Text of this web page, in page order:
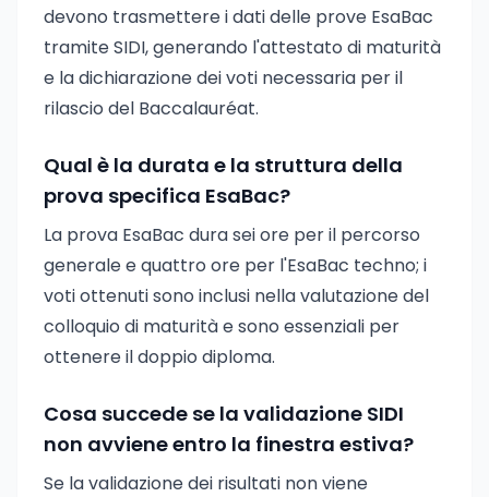
devono trasmettere i dati delle prove EsaBac
tramite SIDI, generando l'attestato di maturità
e la dichiarazione dei voti necessaria per il
rilascio del Baccalauréat.
Qual è la durata e la struttura della
prova specifica EsaBac?
La prova EsaBac dura sei ore per il percorso
generale e quattro ore per l'EsaBac techno; i
voti ottenuti sono inclusi nella valutazione del
colloquio di maturità e sono essenziali per
ottenere il doppio diploma.
Cosa succede se la validazione SIDI
non avviene entro la finestra estiva?
Se la validazione dei risultati non viene